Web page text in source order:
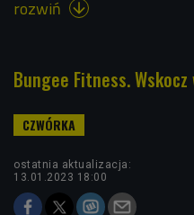
rozwiń 
Bungee Fitness.
ostatnia aktualizacja:
13.01.2023 18:00